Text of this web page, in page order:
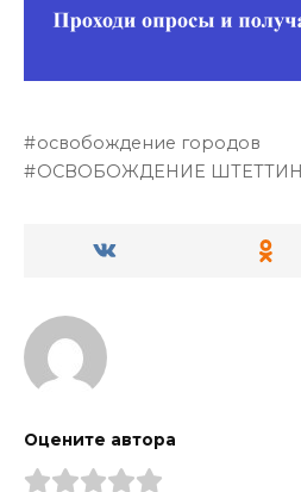
освобождение городов
ОСВОБОЖДЕНИЕ ШТЕТТИН
Оцените автора